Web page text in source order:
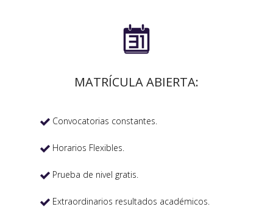

MATRÍCULA ABIERTA:
 Convocatorias constantes.
 Horarios Flexibles.
 Prueba de nivel gratis.
 Extraordinarios resultados académicos.